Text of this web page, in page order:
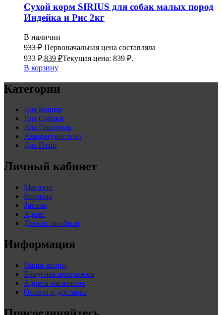
Сухой корм SIRIUS для собак малых пород
Индейка и Рис 2кг
В наличии
933₽ Первоначальная цена составляла
933 ₽.839 ₽Текущая цена: 839 ₽.
В корзину
Категории
Для Кошки
Для Собаки
Для Грызунов
Аквариумистика
Для Птиц
Личный кабинет
Магазин
Корзина
Заказы
Адрес
Детали профиля
Информация
Наши акции
Бонусная программа
Адреса магазинов
Оплата и доставка